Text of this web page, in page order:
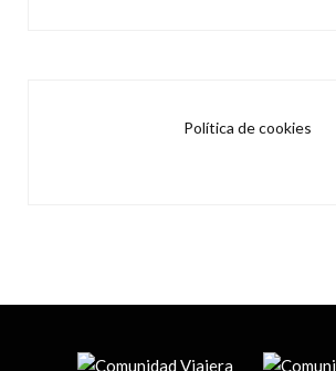
Política de cookies